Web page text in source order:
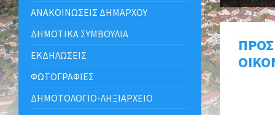
ΑΝΑΚΟΙΝΩΣΕΙΣ ΔΗΜΑΡΧΟΥ
ΔΗΜΟΤΙΚΆ ΣΥΜΒΟΎΛΙΑ
ΕΚΔΗΛΏΣΕΙΣ
ΦΩΤΟΓΡΑΦΊΕΣ
ΔΗΜΟΤΟΛΌΓΙΟ-ΛΗΞΙΑΡΧΕΊΟ